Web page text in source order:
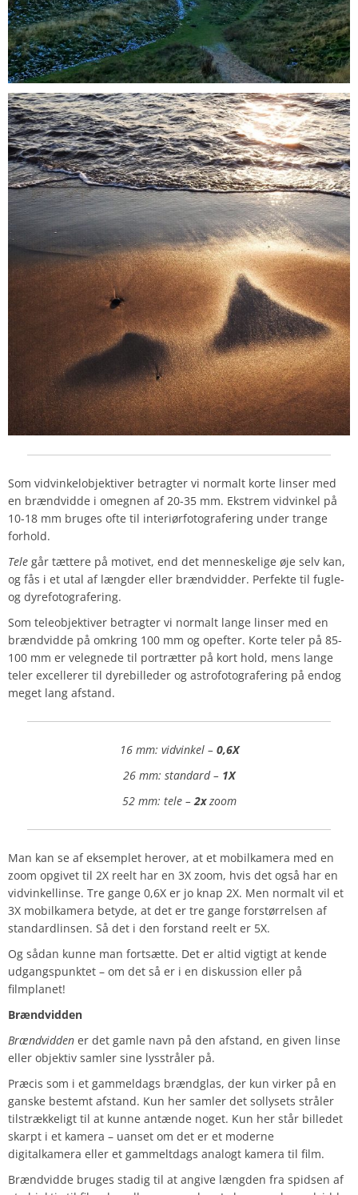
Som vidvinkelobjektiver betragter vi normalt korte linser med
en brændvidde i omegnen af 20-35 mm. Ekstrem vidvinkel på
10-18 mm bruges ofte til interiørfotografering under trange
forhold.
Tele går tættere på motivet, end det menneskelige øje selv kan,
og fås i et utal af længder eller brændvidder. Perfekte til fugle-
og dyrefotografering.
Som teleobjektiver betragter vi normalt lange linser med en
brændvidde på omkring 100 mm og opefter. Korte teler på 85-
100 mm er velegnede til portrætter på kort hold, mens lange
teler excellerer til dyrebilleder og astrofotografering på endog
meget lang afstand.
16 mm: vidvinkel – 0,6X
26 mm: standard – 1X
52 mm: tele –2xzoom
Man kan se af eksemplet herover, at et mobilkamera med en
zoom opgivet til 2X reelt har en 3X zoom, hvis det også har en
vidvinkellinse. Tre gange 0,6X er jo knap 2X. Men normalt vil et
3X mobilkamera betyde, at det er tre gange forstørrelsen af
standardlinsen. Så det i den forstand reelt er 5X.
Og sådan kunne man fortsætte. Det er altid vigtigt at kende
udgangspunktet – om det så er i en diskussion eller på
filmplanet!
Brændvidden
Brændvidden er det gamle navn på den afstand, en given linse
eller objektiv samler sine lysstråler på.
Præcis som i et gammeldags brændglas, der kun virker på en
ganske bestemt afstand. Kun her samler det sollysets stråler
tilstrækkeligt til at kunne antænde noget. Kun her står billedet
skarpt i et kamera – uanset om det er et moderne
digitalkamera eller et gammeltdags analogt kamera til film.
Brændvidde bruges stadig til at angive længden fra spidsen af